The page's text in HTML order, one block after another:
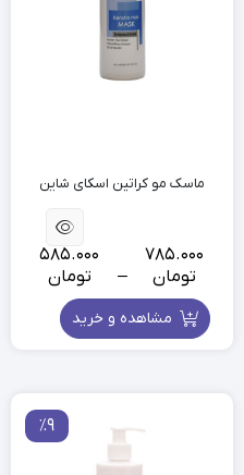
ماسک مو کراتین اسکای شاین
785.000
تومان
–
585.000
تومان
مشاهده و خرید
٪9